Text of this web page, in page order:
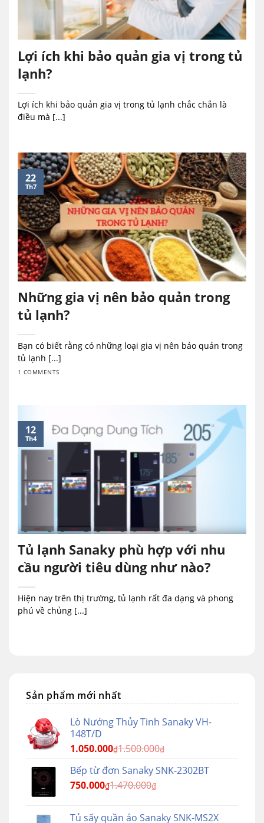
Lợi ích khi bảo quản gia vị trong tủ
lạnh?
Lợi ích khi bảo quản gia vị trong tủ lạnh chắc chắn là
điều mà [...]
Những gia vị nên bảo quản trong
tủ lạnh?
Bạn có biết rằng có những loại gia vị nên bảo quản trong
tủ lạnh [...]
1 COMMENTS
22
Th7
Tủ lạnh Sanaky phù hợp với nhu
cầu người tiêu dùng như nào?
Hiện nay trên thị trường, tủ lạnh rất đa dạng và phong
phú về chủng [...]
12
Th4
Sản phẩm mới nhất
Lò Nướng Thủy Tinh Sanaky VH-
148T/D
1.050.000₫1.500.000₫
Bếp từ đơn Sanaky SNK-2302BT
750.000₫1.470.000₫
Tủ sấy quần áo Sanaky SNK-MS2X